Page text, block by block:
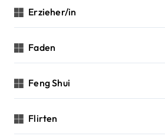
Erzieher/in
Faden
Feng Shui
Flirten